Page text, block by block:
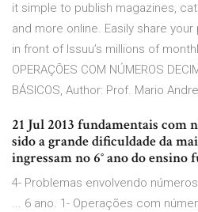
it simple to publish magazines,
and more online. Easily share
in front of Issuu’s millions of
OPERAÇÕES COM NÚMEROS
BÁSICOS, Author: Prof. Mario
21 Jul 2013 fundamentais com
sido a grande dificuldade da
ingressam no 6° ano do ensino
4- Problemas envolvendo
... 6 ano. 1- Operações com